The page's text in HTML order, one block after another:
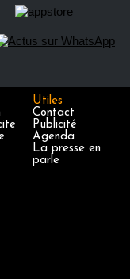
Utiles
Contact
Publicité
Agenda
La presse en
parle